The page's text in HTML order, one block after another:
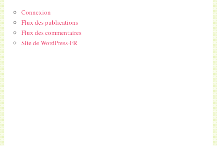
Connexion
Flux des publications
Flux des commentaires
Site de WordPress-FR